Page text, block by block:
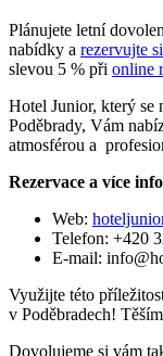
Plánujete letní
nabídky a rezervujte
slevou 5 % při online
Hotel Junior, který se
Poděbrady, Vám
atmosférou a
Rezervace a více
Web:
Telefon: +420
E-mail:
Využijte této
v Poděbradech!
Dovolujeme si vám